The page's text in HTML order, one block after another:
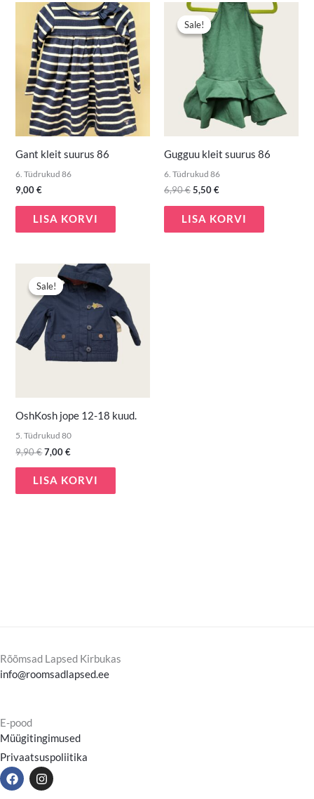
Gant kleit suurus 86
6. Tüdrukud 86
9,00€
LISA KORVI
Sale!
Sale!
Gugguu kleit suurus 86
6. Tüdrukud 86
6,90€
Algne
hind
oli:
6,90 €.
5,50€
Praegune
hind
on:
LISA KORVI
Sale!
Sale!
OshKosh jope 12-18 kuud.
5. Tüdrukud 80
9,90€
Algne
hind
oli:
9,90 €.
7,00€
Praegune
hind
on:
7,00 €.
LISA KORVI
Rõõmsad Lapsed Kirbukas
info@roomsadlapsed.ee
E-pood
Müügitingimused
Privaatsuspoliitika
F
a
I
n